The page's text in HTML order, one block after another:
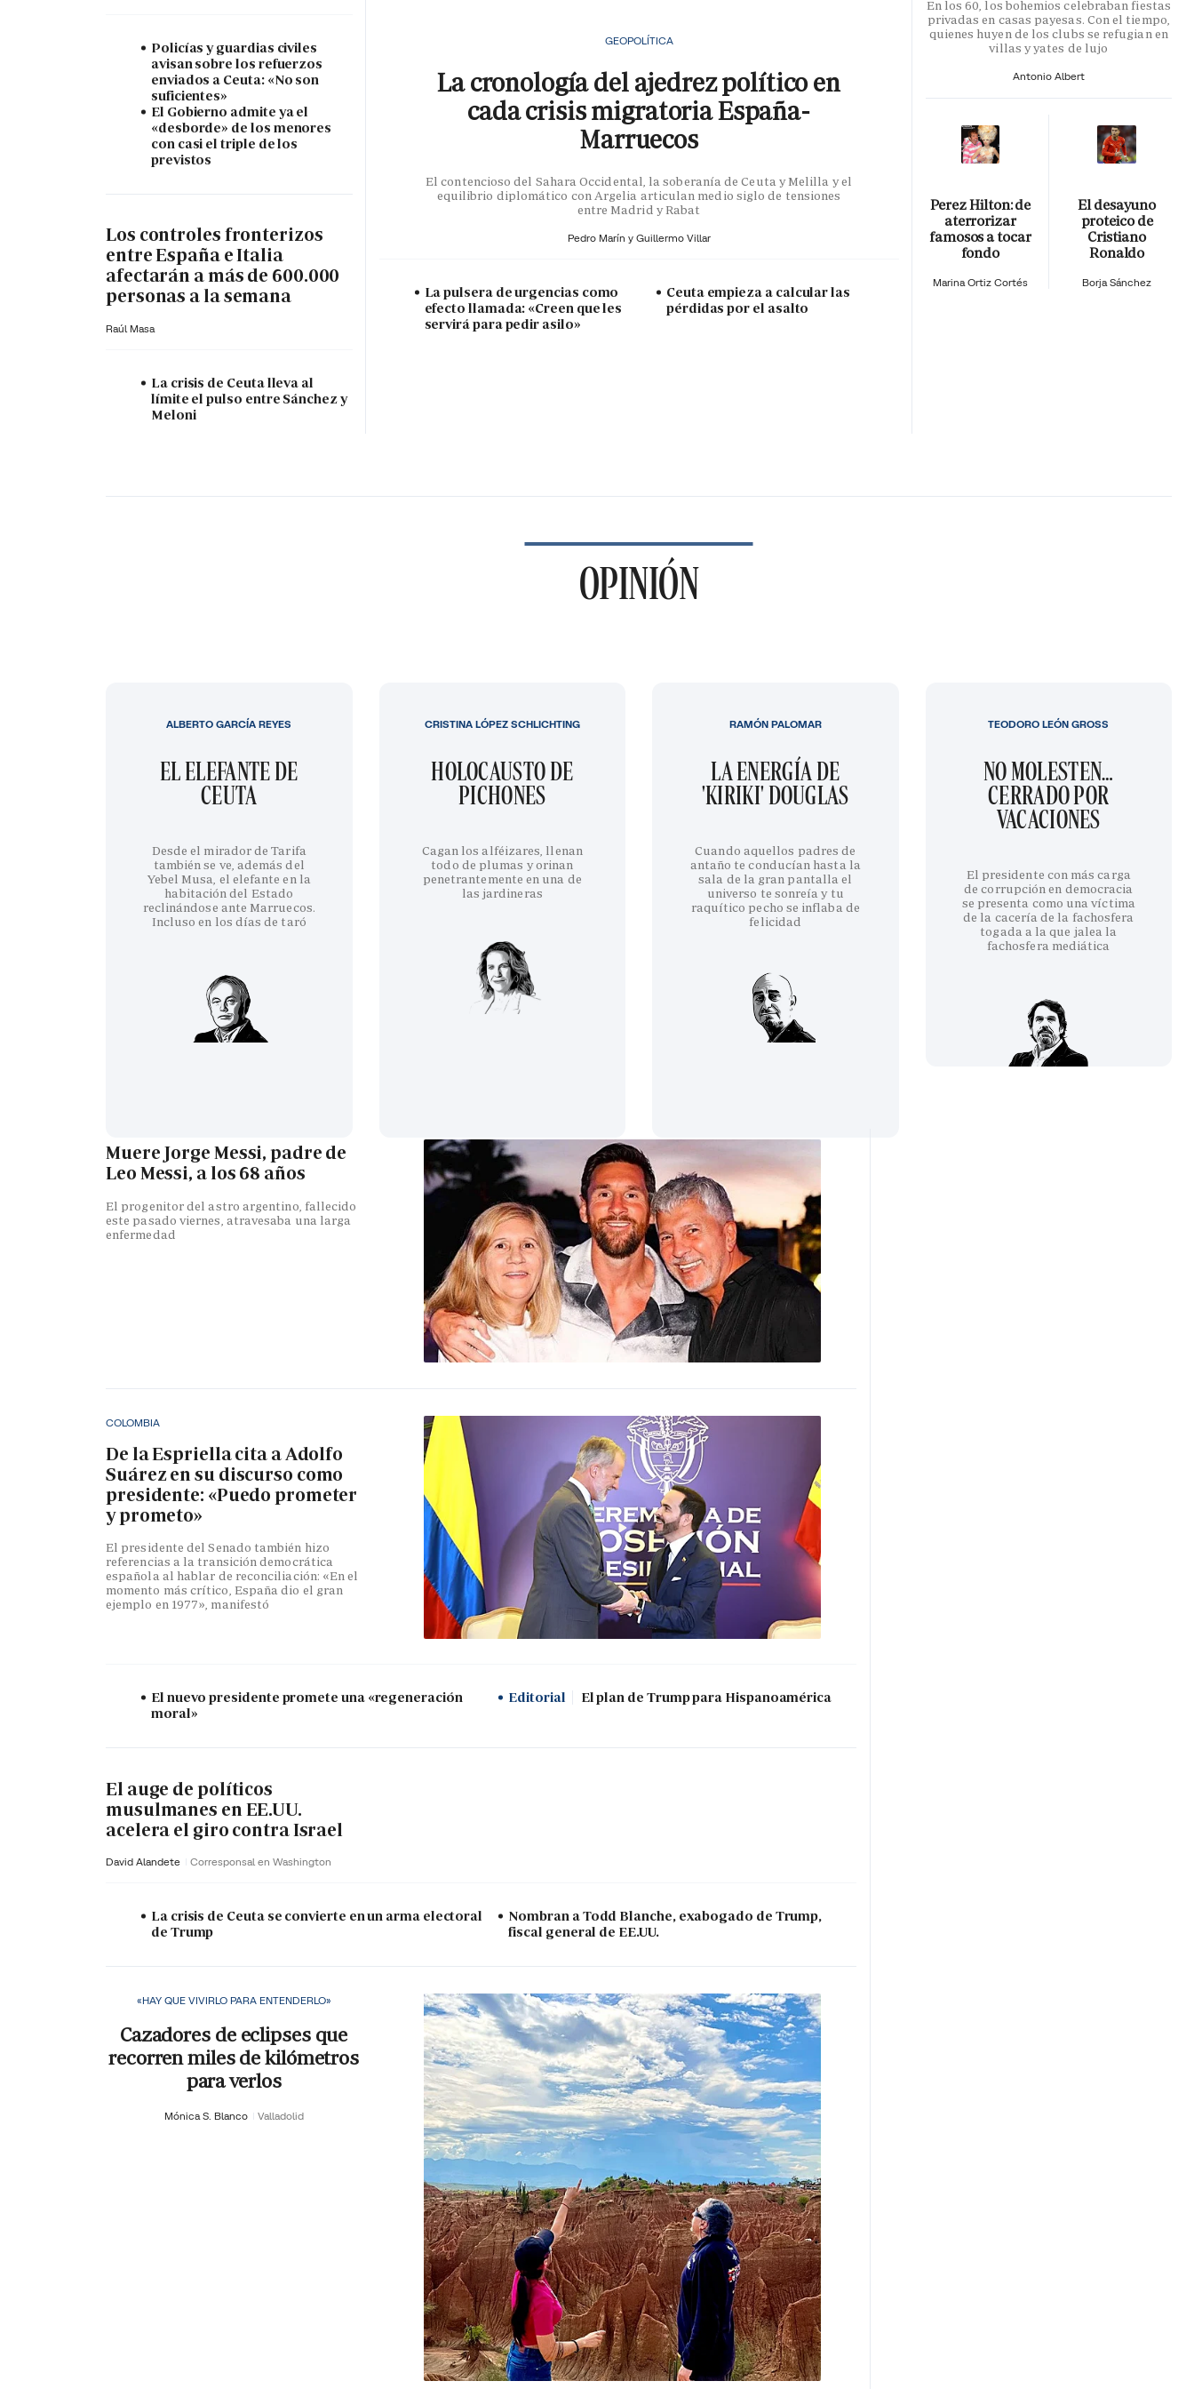
Policías y guardias civiles
avisan sobre los refuerzos
enviados a Ceuta: «No son
suficientes»
El Gobierno admite ya el
«desborde» de los menores
con casi el triple de los
previstos
Los controles fronterizos
entre España e Italia
afectarán a más de 600.000
personas a la semana
Raúl Masa
La crisis de Ceuta lleva al
límite el pulso entre Sánchez y
Meloni
GEOPOLÍTICA
La cronología del ajedrez político en
cada crisis migratoria España-
Marruecos
El contencioso del Sahara Occidental, la soberanía de Ceuta y Melilla y el
equilibrio diplomático con Argelia articulan medio siglo de tensiones
entre Madrid y Rabat
Pedro Marín y Guillermo Villar
La pulsera de urgencias como
efecto llamada: «Creen que les
servirá para pedir asilo»
Ceuta empieza a calcular las
pérdidas por el asalto
En los 60, los bohemios celebraban fiestas
privadas en casas payesas. Con el tiempo,
quienes huyen de los clubs se refugian en
villas y yates de lujo
Antonio Albert
Perez Hilton: de
aterrorizar
famosos a tocar
fondo
Marina Ortiz Cortés
El desayuno
proteico de
Cristiano
Ronaldo
Borja Sánchez
OPINIÓN
EL ELEFANTE DE
CEUTA
Desde el mirador de Tarifa
también se ve, además del
Yebel Musa, el elefante en la
habitación del Estado
reclinándose ante Marruecos.
Incluso en los días de taró
ALBERTO GARCÍA REYES
HOLOCAUSTO DE
PICHONES
Cagan los alféizares, llenan
todo de plumas y orinan
penetrantemente en una de
las jardineras
CRISTINA LÓPEZ SCHLICHTING
LA ENERGÍA DE
'KIRIKI' DOUGLAS
Cuando aquellos padres de
antaño te conducían hasta la
sala de la gran pantalla el
universo te sonreía y tu
raquítico pecho se inflaba de
felicidad
RAMÓN PALOMAR
NO MOLESTEN…
CERRADO POR
VACACIONES
El presidente con más carga
de corrupción en democracia
se presenta como una víctima
de la cacería de la fachosfera
togada a la que jalea la
fachosfera mediática
TEODORO LEÓN GROSS
Muere Jorge Messi, padre de
Leo Messi, a los 68 años
El progenitor del astro argentino, fallecido
este pasado viernes, atravesaba una larga
enfermedad
COLOMBIA
De la Espriella cita a Adolfo
Suárez en su discurso como
presidente: «Puedo prometer
y prometo»
El presidente del Senado también hizo
referencias a la transición democrática
española al hablar de reconciliación: «En el
momento más crítico, España dio el gran
ejemplo en 1977», manifestó
El nuevo presidente promete una «regeneración
moral»
Editorial El plan de Trump para Hispanoamérica
El auge de políticos
musulmanes en EE.UU.
acelera el giro contra Israel
David Alandete Corresponsal en Washington
La crisis de Ceuta se convierte en un arma electoral
de Trump
Nombran a Todd Blanche, exabogado de Trump,
fiscal general de EE.UU.
«HAY QUE VIVIRLO PARA ENTENDERLO»
Cazadores de eclipses que
recorren miles de kilómetros
para verlos
Mónica S. Blanco Valladolid